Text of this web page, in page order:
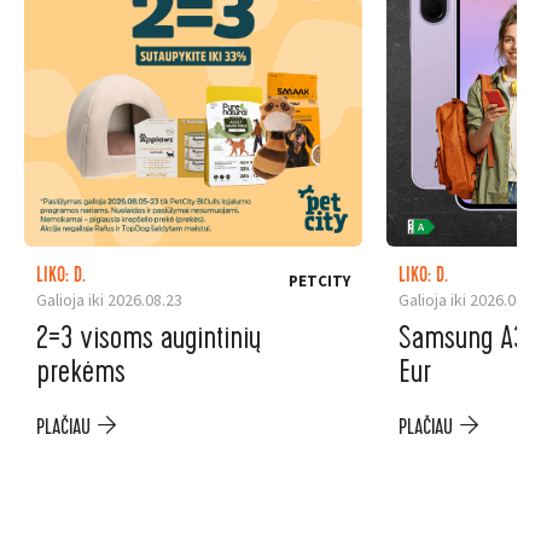
LIKO: D.
Galioja iki 2026.08.23
PETCITY
2=3 visoms augintinių
prekėms
PLAČIAU
LIKO: D.
Galioja iki
Samsung
Eur
PLAČIAU